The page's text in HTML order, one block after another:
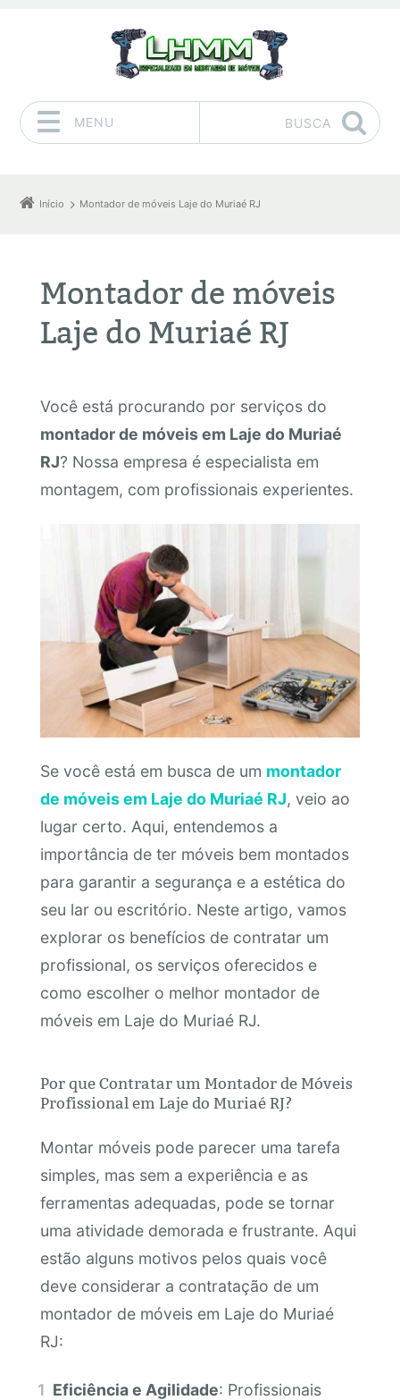
MENU BUSCA
Início Montador de móveis Laje do Muriaé RJ
Montador de móveis
Laje do Muriaé RJ
Você está procurando por serviços do
montador de móveis em Laje do Muriaé
RJ? Nossa empresa é especialista em
montagem, com profissionais experientes.
Se você está em busca de um montador
de móveis em Laje do Muriaé RJ, veio ao
lugar certo. Aqui, entendemos a
importância de ter móveis bem montados
para garantir a segurança e a estética do
seu lar ou escritório. Neste artigo, vamos
explorar os benefícios de contratar um
profissional, os serviços oferecidos e
como escolher o melhor montador de
móveis em Laje do Muriaé RJ.
Por que Contratar um Montador de Móveis
Profissional em Laje do Muriaé RJ?
Montar móveis pode parecer uma tarefa
simples, mas sem a experiência e as
ferramentas adequadas, pode se tornar
uma atividade demorada e frustrante. Aqui
estão alguns motivos pelos quais você
deve considerar a contratação de um
montador de móveis em Laje do Muriaé
RJ:
Eficiência e Agilidade: Profissionais